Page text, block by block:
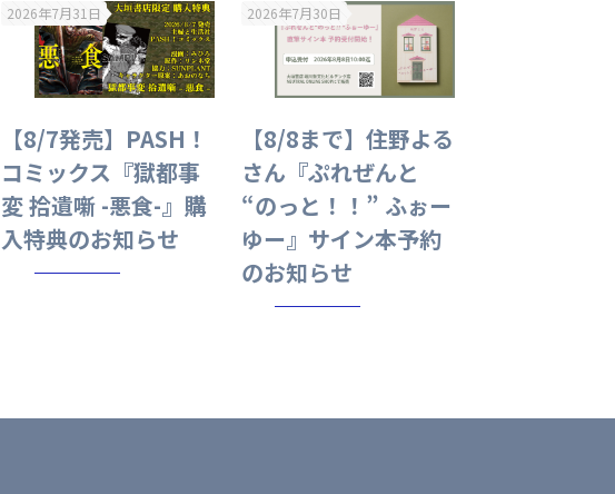
2026年7月31日
【8/7発売】PASH！
コミックス『獄都事
変 拾遺噺 -悪食-』購
入特典のお知らせ
2026年7月30日
【8/8まで】住野よる
さん『ぷれぜんと
“のっと！！” ふぉー
ゆー』サイン本予約
のお知らせ